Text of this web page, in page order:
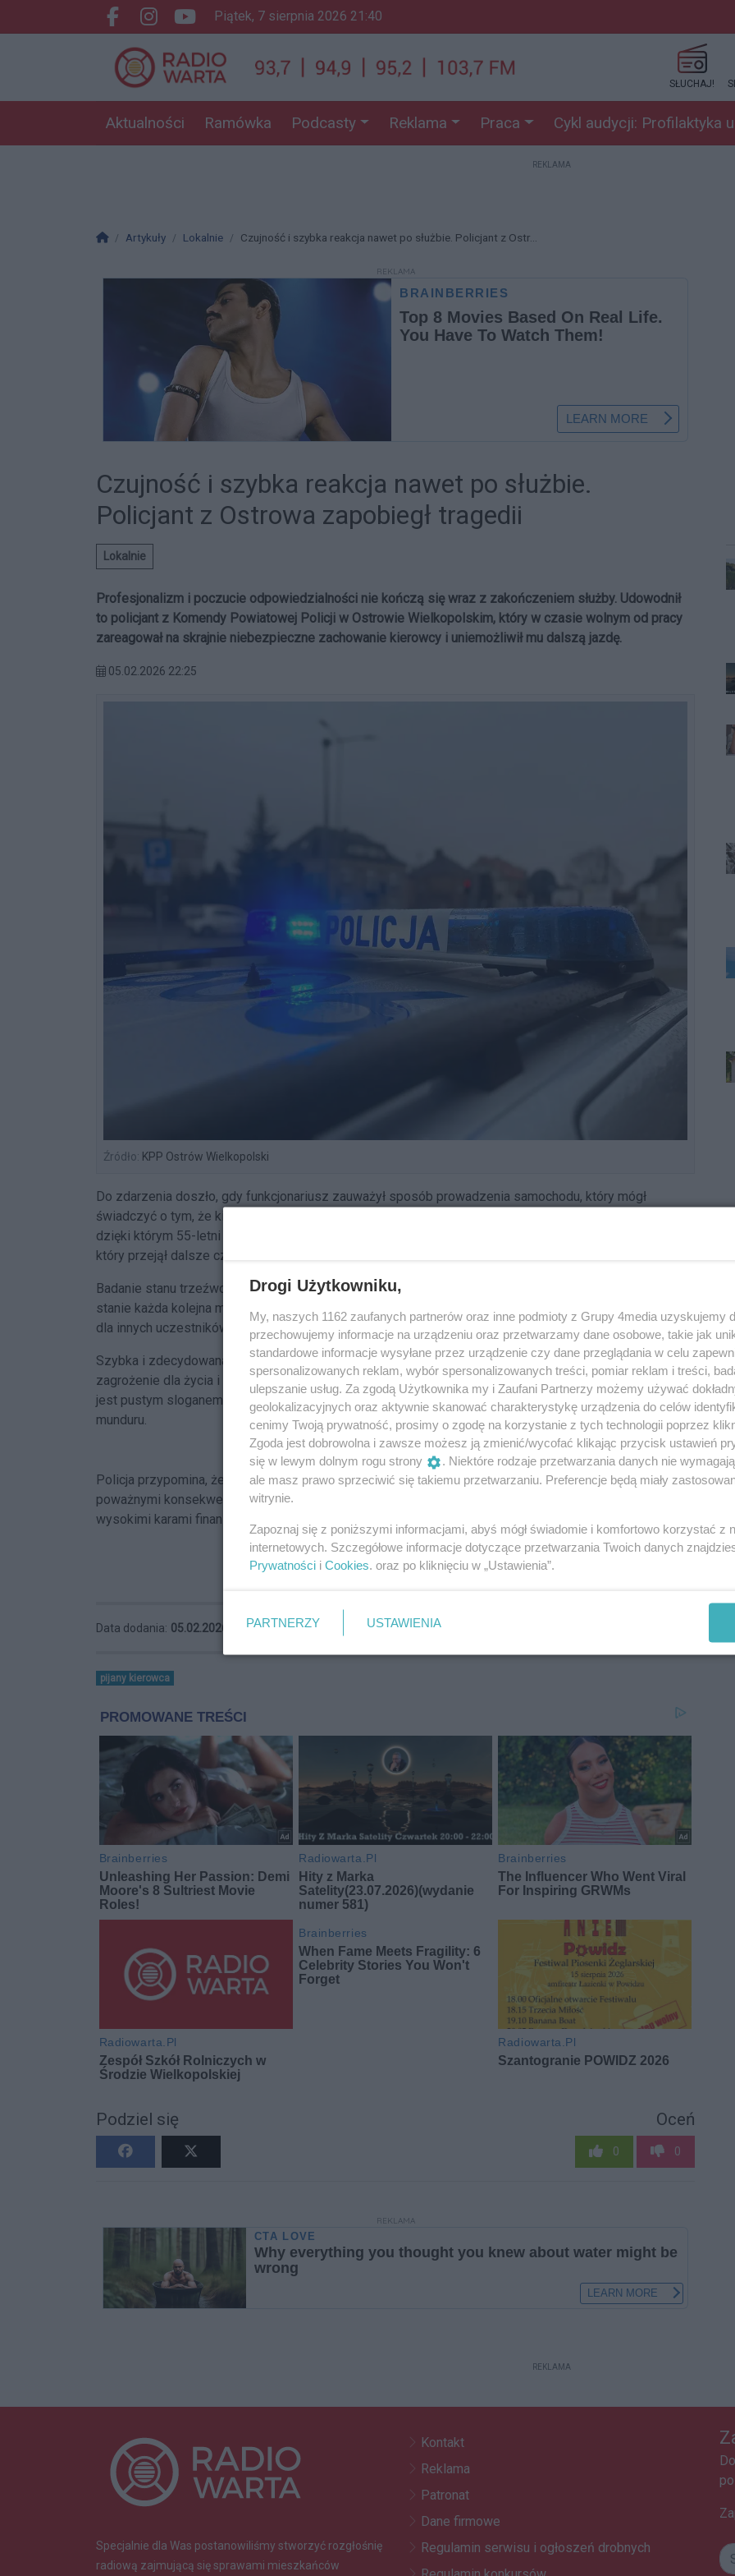
Facebook.com
Instagram.com
Youtube.com
piątek, 7 sierpnia 2026 21:40
SŁUCHAJ!
Aktualności Ramówka Podcasty Reklama Praca Cykl audycji: Profilaktyka
REKLAMA
Strona główna
Artykuły Lokalnie Czujność i szybka reakcja nawet po służbie. Policjant z Ostr...
REKLAMA
Czujność i szybka reakcja nawet po służbie.
Policjant z Ostrowa zapobiegł tragedii
Lokalnie
Profesjonalizm i poczucie odpowiedzialności nie kończą się wraz z zakończeniem służby. Udowodnił
to policjant z Komendy Powiatowej Policji w Ostrowie Wielkopolskim, który w czasie wolnym od pracy
zareagował na skrajnie niebezpieczne zachowanie kierowcy i uniemożliwił mu dalszą jazdę.
05.02.2026 22:25
Źródło: KPP Ostrów Wielkopolski
Do zdarzenia doszło, gdy funkcjonariusz zauważył sposób prowadzenia samochodu, który mógł
świadczyć o tym, że kierujący znajduje się pod wpływem alkoholu. Policjant natychmiast podjął działania,
dzięki którym 55-letni mężczyzna nie stanowił już zagrożenia na drodze. Na miejsce wezwano patrol,
który przejął dalsze czynności.
Badanie stanu trzeźwości wykazało, że kierowca miał w organizmie ponad 2 promile alkoholu. W takim
stanie każda kolejna minuta jazdy mogła zakończyć się tragedią – zarówno dla samego kierowcy, jak i
dla innych uczestników ruchu drogowego.
Szybka i zdecydowana reakcja policjanta pozwoliła wyeliminować z ruchu osobę, która stwarzała realne
zagrożenie dla życia i zdrowia mieszkańców. To kolejny dowód na to, że hasło „pomagać i chronić” nie
jest pustym sloganem, a odpowiedzialność za bezpieczeństwo innych nie kończy się po zdjęciu
munduru.
Reklama
Policja przypomina, że prowadzenie pojazdu pod wpływem alkoholu jest przestępstwem i wiąże się z
poważnymi konsekwencjami prawnymi. Nietrzeźwi kierowcy muszą liczyć się z utratą prawa jazdy,
wysokimi karami finansowymi, a nawet karą pozbawienia wolności.
Data dodania: 05.02.2026 22:25
pijany kierowca
Podziel się Oceń
0 0
REKLAMA
REKLAMA
Specjalnie dla Was postanowiliśmy stworzyć rozgłośnię
radiową zajmującą się sprawami mieszkańców
Kontakt
Reklama
Patronat
Dane firmowe
Regulamin serwisu i ogłoszeń drobnych
Drogi Użytkowniku,
My, naszych 1162 zaufanych partnerów oraz inne podmioty z Grupy 4media uzyskujemy
przechowujemy informacje na urządzeniu oraz przetwarzamy dane osobowe, takie jak
standardowe informacje wysyłane przez urządzenie czy dane przeglądania w celu
spersonalizowanych reklam, wybór spersonalizowanych treści, pomiar reklam i treści,
ulepszanie usług. Za zgodą Użytkownika my i Zaufani Partnerzy możemy używać
geolokalizacyjnych oraz aktywnie skanować charakterystykę urządzenia do celów
cenimy Twoją prywatność, prosimy o zgodę na korzystanie z tych technologii poprzez
Zgoda jest dobrowolna i zawsze możesz ją zmienić/wycofać klikając przycisk ustawień
się w lewym dolnym rogu strony
. Niektóre rodzaje przetwarzania danych nie
ale masz prawo sprzeciwić się takiemu przetwarzaniu. Preferencje będą miały
witrynie.
Zapoznaj się z poniższymi informacjami, abyś mógł świadomie i komfortowo korzystać z
internetowych. Szczegółowe informacje dotyczące przetwarzania Twoich danych
Prywatności i Cookies . oraz po kliknięciu w „Ustawienia”.
PARTNERZY USTAWIENIA